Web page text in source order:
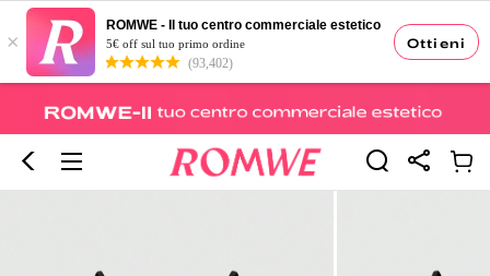
Ottieni
×
ROMWE - Il tuo centro commerciale estetico
5€ off sul tuo primo ordine
(93,402)